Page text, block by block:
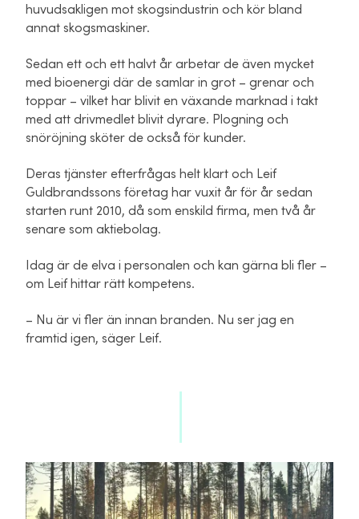
huvudsakligen mot skogsindustrin och kör bland
annat skogsmaskiner.
Sedan ett och ett halvt år arbetar de även mycket
med bioenergi där de samlar in grot – grenar och
toppar – vilket har blivit en växande marknad i takt
med att drivmedlet blivit dyrare. Plogning och
snöröjning sköter de också för kunder.
Deras tjänster efterfrågas helt klart och Leif
Guldbrandssons företag har vuxit år för år sedan
starten runt 2010, då som enskild firma, men två år
senare som aktiebolag.
Idag är de elva i personalen och kan gärna bli fler –
om Leif hittar rätt kompetens.
– Nu är vi fler än innan branden. Nu ser jag en
framtid igen, säger Leif.